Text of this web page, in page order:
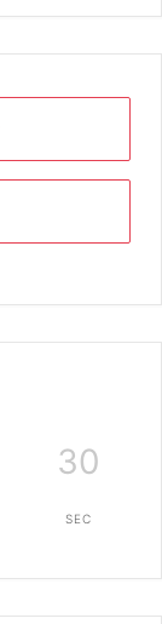
30
SEC